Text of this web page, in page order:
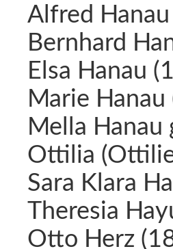
Alfred
Bernhard
Elsa Hanau
Marie Hanau
Mella Hanau
Ottilia
Sara Klara
Theresia
Otto Herz